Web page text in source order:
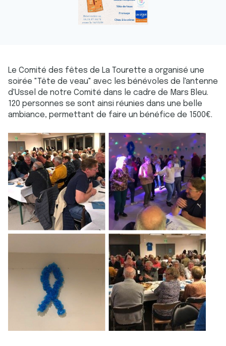
Le Comité des fêtes de La Tourette a organisé une
soirée "Tête de veau" avec les bénévoles de l'antenne
d'Ussel de notre Comité dans le cadre de Mars Bleu.
120 personnes se sont ainsi réunies dans une belle
ambiance, permettant de faire un bénéfice de 1500€.